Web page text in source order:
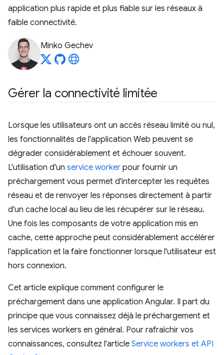
application plus rapide et plus fiable sur les réseaux à
faible connectivité.
Minko Gechev
Gérer la connectivité limitée
Lorsque les utilisateurs ont un accès réseau limité ou nul,
les fonctionnalités de l'application Web peuvent se
dégrader considérablement et échouer souvent.
L'utilisation d'un service worker pour fournir un
préchargement vous permet d'intercepter les requêtes
réseau et de renvoyer les réponses directement à partir
d'un cache local au lieu de les récupérer sur le réseau.
Une fois les composants de votre application mis en
cache, cette approche peut considérablement accélérer
l'application et la faire fonctionner lorsque l'utilisateur est
hors connexion.
Cet article explique comment configurer le
préchargement dans une application Angular. Il part du
principe que vous connaissez déjà le préchargement et
les services workers en général. Pour rafraîchir vos
connaissances, consultez l'article Service workers et API